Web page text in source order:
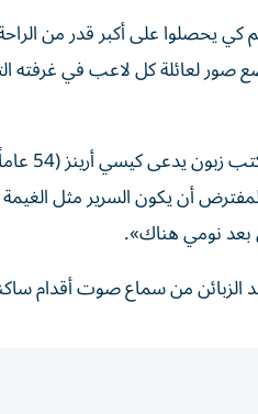
يحصلوا على أكبر قدر من
وجاءت
أن يكون السرير مثل
نومي هناك».
من سماع صوت أقدام